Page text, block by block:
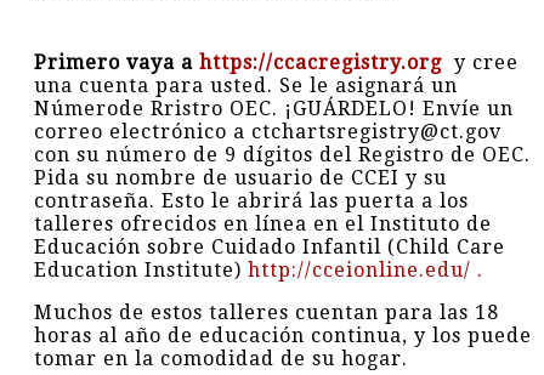
Primero vaya a https://ccacregistry.org y cree
una cuenta para usted. Se le asignará un
Númerode Rristro OEC. ¡GUÁRDELO! Envíe un
correo electrónico a ctchartsregistry@ct.gov
con su número de 9 dígitos del Registro de OEC.
Pida su nombre de usuario de CCEI y su
contraseña. Esto le abrirá las puerta a los
talleres ofrecidos en línea en el Instituto de
Educación sobre Cuidado Infantil (Child Care
Education Institute) http://cceionline.edu/ .
Muchos de estos talleres cuentan para las 18
horas al año de educación continua, y los puede
tomar en la comodidad de su hogar.